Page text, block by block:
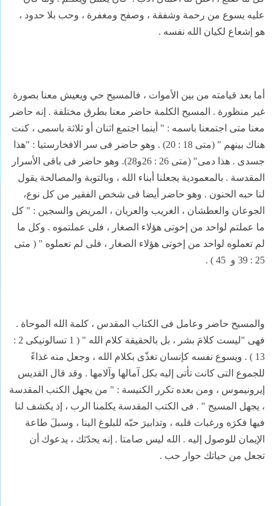
عليه يسوع من رحمة وشفقة ، وصفح ومغفرة ، وحب بلا حدود ،
هو إشعاع لكيان الله نفسه .
أما بعد قيامته من بين الأموات ، فالمسيح حي ويعيش معنا بصورة
غير منظورة . المسيح الكلمة حاضر معنا بطرق مختلفة . إنه حاضر
معنا متى اجتمعنا باسمه : " أينما اجتمع اثنان أو ثلاثة باسمى ، كنت
هناك بينهم " (متى 18 : 20) . وهو حاضر فى سر الافخارستيا : "هذا
جسدى . هذا دمى" (متى 26 : 26و28). وهو حاضر فى باقى الأسرار
المقدسة . بالمعمودية يجعلنا أبناء الله ، وبالتوبة والمصالحة يقول
لنا حبه الحنون . وهو حاضر أيضا فى شخص الفقير من كل نوع،
الجوعان والعطشان ، الغريب والعريان ، المريض والسجين : " كل
ما عملتم لواحد من إخوتى هؤلاء الصغار ، فلى عملتموه . وكل ما
لم تعملوه لواحد من إخوتى هؤلاء الصغار ، فلى لم تعملوه " ( متى
25 : 39 و
45 ) .
والمسيح حاضر وعامل فى الكتاب المقدس ، كلمة الله الموحاة .
فهى "ليست كلامَ بشر ، بل بالحقيقة كلام الله " ( 1 تسالونيكى 2 :
13 ) . ويسوع نفسه كإنسان تغذّى بكلام الله ، وجعل منه غذاءً
للجموع التى كانت تأتى إليه بكل آمالها وآلامها . وقد قال القديس
إيرونيموس ، ومن بعده تكرر الكنيسة : " من يجهل الكتب المقدسة
، يجهل المسيح " . فى الكتب المقدسة يكلمنا الرب ، إذ يكشف لنا
فيها فكرَه ورغبات قلبه ، وتدابيرَ حبّه للبلوغ الينا ، وسبلَ طاعة
الإيمان للوصول إليه . الله ليس صامتا . إنه يحدّثك ، يدعوك أن
تجعل من حياتك حوار حب .